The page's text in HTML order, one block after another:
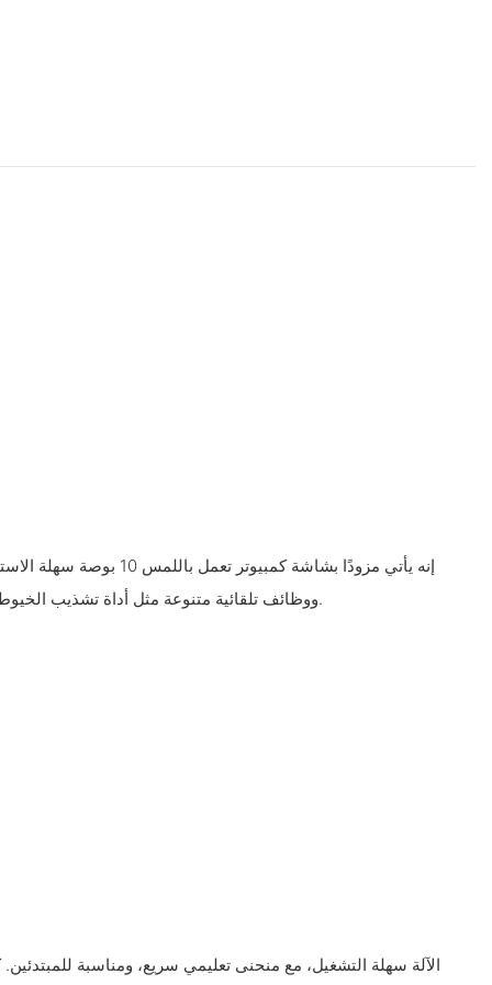
تنسيق DST وDSB، ووظائف تلقائية متنوعة مثل أداة تشذيب الخيوط وتغيير اللون.
الآلة سهلة التشغيل، مع منحنى تعليمي سريع، ومناسبة